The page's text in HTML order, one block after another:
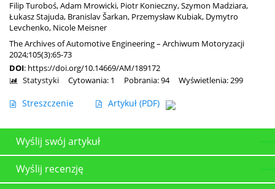
Filip Turoboś,Adam Mrowicki, Piotr Konieczny,Szymon Madziara,
Łukasz Stajuda, Branislav Šarkan, Przemysław Kubiak, Dymytro
Levchenko, Nicole Meisner
The Archives of Automotive Engineering – Archiwum Motoryzacji
2024;105(3):65-73
DOI: https://doi.org/10.14669/AM/189172
Streszczenie Artykuł (PDF)
Statystyki Cytowania: 1 Pobrania: 94 Wyświetlenia: 299
Wyślij swój artykuł
Wyślij recenzję